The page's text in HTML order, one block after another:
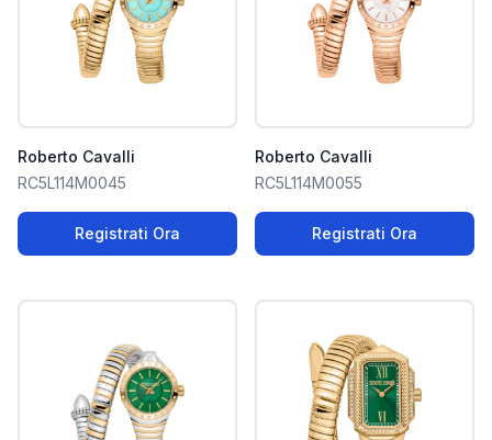
Roberto Cavalli
RC5L114M0045
Registrati Ora
Roberto Cavalli
RC5L114M0055
Registrati Ora